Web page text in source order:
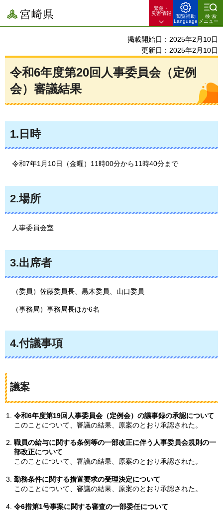
宮崎県
緊急・
災害情報
閲覧補助
Language
検索
メニュー
掲載開始日：2025年2月10日
更新日：2025年2月10日
令和6年度第20回人事委員会（定例
会）審議結果
1.日時
令和7年1月10日（金曜）11時00分から11時40分まで
2.場所
人事委員会室
3.出席者
（委員）佐藤委員長、黒木委員、山口委員
（事務局）事務局長ほか6名
4.付議事項
議案
令和6年度第19回人事委員会（定例会）の議事録の承認について
このことについて、審議の結果、原案のとおり承認された。
職員の給与に関する条例等の一部改正に伴う人事委員会規則の一
部改正について
このことについて、審議の結果、原案のとおり承認された。
勤務条件に関する措置要求の受理決定について
このことについて、審議の結果、原案のとおり承認された。
令6措第1号事案に関する審査の一部委任について